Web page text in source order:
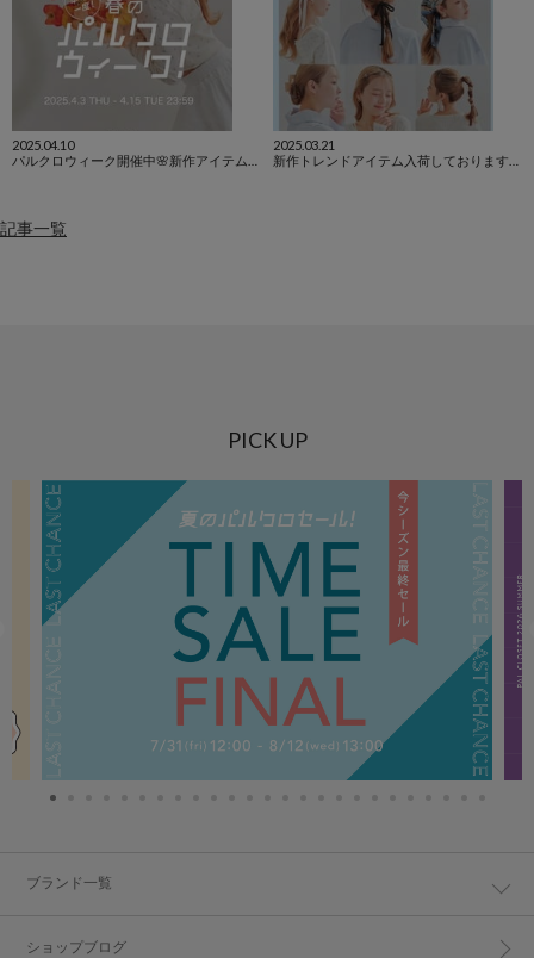
2025.04.10
2025.03.21
記事一覧
PICK UP
ブランド一覧
ショップブログ